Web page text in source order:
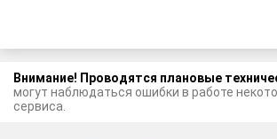
Внимание! Проводятся плановые
могут наблюдаться ошибки в работе
сервиса.